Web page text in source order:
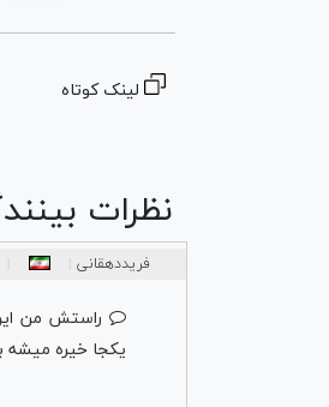
لینک کوتاه
نظرات
فریددهقانی
راستش من
یکجا خیره میشه